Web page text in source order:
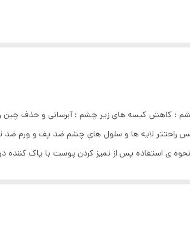
تنفس راحتتر لايه ها و سلول هاي چشم ضد پف و